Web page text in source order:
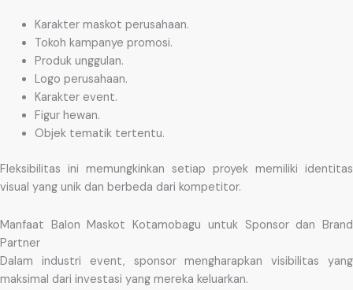
Karakter maskot perusahaan.
Tokoh kampanye promosi.
Produk unggulan.
Logo perusahaan.
Karakter event.
Figur hewan.
Objek tematik tertentu.
Fleksibilitas ini memungkinkan setiap proyek memiliki identitas
visual yang unik dan berbeda dari kompetitor.
Manfaat Balon Maskot Kotamobagu untuk Sponsor dan Brand
Partner
Dalam industri event, sponsor mengharapkan visibilitas yang
maksimal dari investasi yang mereka keluarkan.